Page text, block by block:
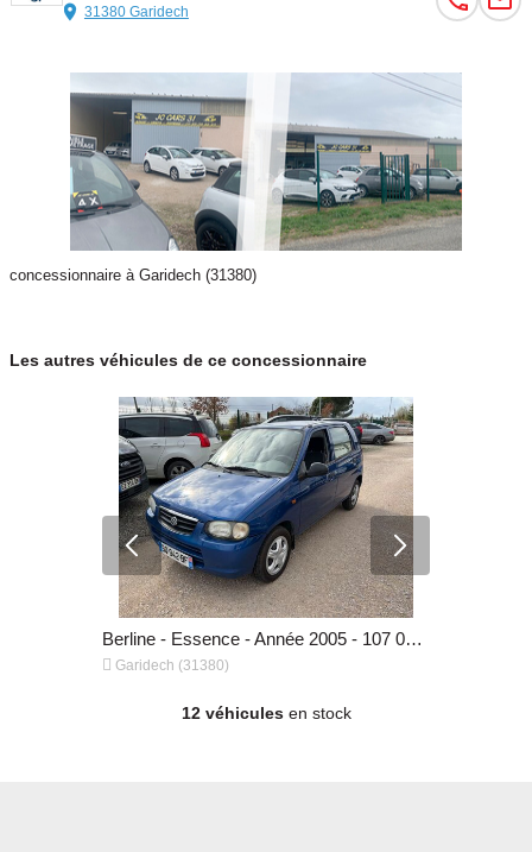
31380 Garidech
concessionnaire à Garidech (31380)
Les autres véhicules de ce concessionnaire
Berline - Essence - Année 2005 - 107 014 km, 3 090 €
 Garidech (31380)
12 véhiculesen stock